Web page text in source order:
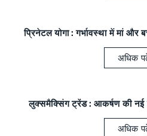
प्रिनेटल योगा: गर्भावस्था में मां और
अधिक
लुक्समैक्सिंग ट्रेंड: आकर्षण की नई
अधिक